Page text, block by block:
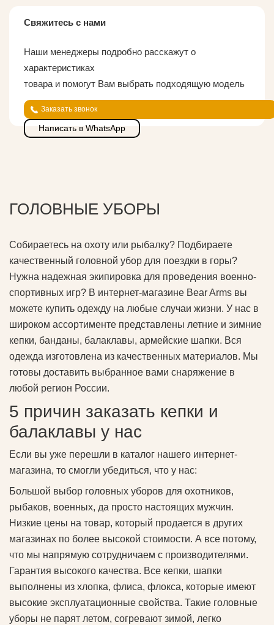
Свяжитесь с нами
Наши менеджеры подробно расскажут о
характеристиках
товара и помогут Вам выбрать подходящую модель
Заказать звонок
Написать в WhatsApp
ГОЛОВНЫЕ УБОРЫ
Собираетесь на охоту или рыбалку? Подбираете
качественный головной убор для поездки в горы?
Нужна надежная экипировка для проведения военно-
спортивных игр? В интернет-магазине Bear Arms вы
можете купить одежду на любые случаи жизни. У нас в
широком ассортименте представлены летние и зимние
кепки, банданы, балаклавы, армейские шапки. Вся
одежда изготовлена из качественных материалов. Мы
готовы доставить выбранное вами снаряжение в
любой регион России.
5 причин заказать кепки и
балаклавы у нас
Если вы уже перешли в каталог нашего интернет-
магазина, то смогли убедиться, что у нас:
Большой выбор головных уборов для охотников,
рыбаков, военных, да просто настоящих мужчин.
Низкие цены на товар, который продается в других
магазинах по более высокой стоимости. А все потому,
что мы напрямую сотрудничаем с производителями.
Гарантия высокого качества. Все кепки, шапки
выполнены из хлопка, флиса, флокса, которые имеют
высокие эксплуатационные свойства. Такие головные
уборы не парят летом, согревают зимой, легко